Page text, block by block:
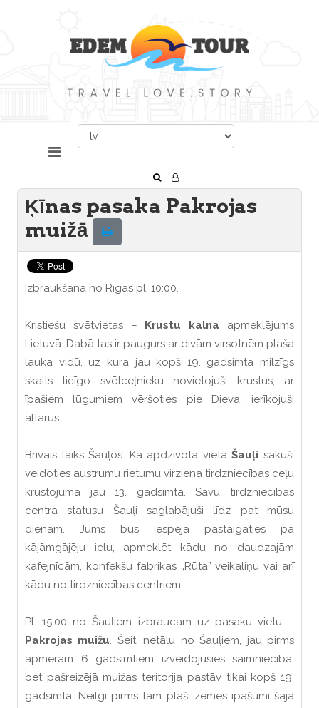
Ķīnas pasaka Pakrojas
muižā
Izbraukšana no Rīgas pl. 10:00.
Kristiešu svētvietas – Krustu kalna apmeklējums
Lietuvā. Dabā tas ir paugurs ar divām virsotnēm plaša
lauka vidū, uz kura jau kopš 19. gadsimta milzīgs
skaits ticīgo svētceļnieku novietojuši krustus, ar
īpašiem lūgumiem vēršoties pie Dieva, ierīkojuši
altārus.
Brīvais laiks Šauļos. Kā apdzīvota vietaŠauļi sākuši
veidoties austrumu rietumu virziena tirdzniecības ceļu
krustojumā jau 13. gadsimtā. Savu tirdzniecības
centra statusu Šauļi saglabājuši līdz pat mūsu
dienām. Jums būs iespēja pastaigāties pa
kājāmgājēju ielu, apmeklēt kādu no daudzajām
kafejnīcām, konfekšu fabrikas „Rūta” veikaliņu vai arī
kādu no tirdzniecības centriem.
Pl. 15:00 no Šauļiem izbraucam uz pasaku vietu –
Pakrojas muižu. Šeit, netālu no Šauļiem, jau pirms
apmēram 6 gadsimtiem izveidojusies saimniecība,
bet pašreizējā muižas teritorija pastāv tikai kopš 19.
gadsimta. Neilgi pirms tam plaši zemes īpašumi šajā